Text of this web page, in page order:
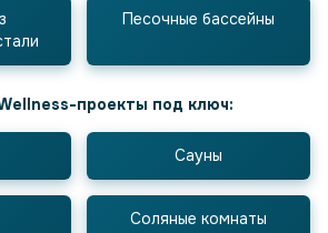
Песочные бассейны
проекты под ключ:
Сауны
Соляные комнаты